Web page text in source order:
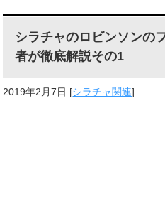
シラチャのロビンソンの
者が徹底解説その1
2019年2月7日 [シラチャ関連]